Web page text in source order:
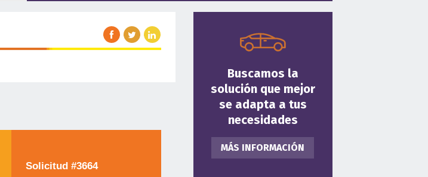
Solicitud #3664
Buscamos la
solución que mejor
se adapta a tus
necesidades
MÁS INFORMACIÓN